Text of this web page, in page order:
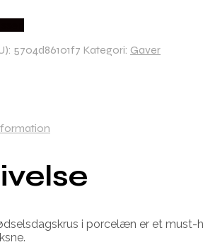
5704d86101f7 Kategori: Gaver
i porcelæn er et